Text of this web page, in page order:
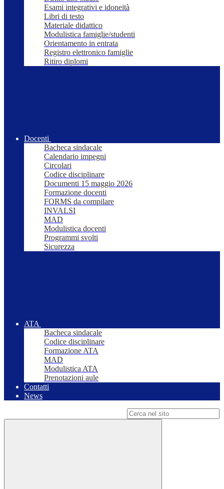
Esami integrativi e idoneità
Libri di testo
Materiale didattico
Modulistica famiglie/studenti
Orientamento in entrata
Registro elettronico famiglie
Ritiro diplomi
Docenti
Bacheca sindacale
Calendario impegni
Circolari
Codice disciplinare
Documenti 15 maggio 2026
Formazione docenti
FORMS da compilare
INVALSI
MAD
Modulistica docenti
Programmi svolti
Sicurezza
ATA
Bacheca sindacale
Codice disciplinare
Formazione ATA
MAD
Modulistica ATA
Prenotazioni aule
Contatti
News